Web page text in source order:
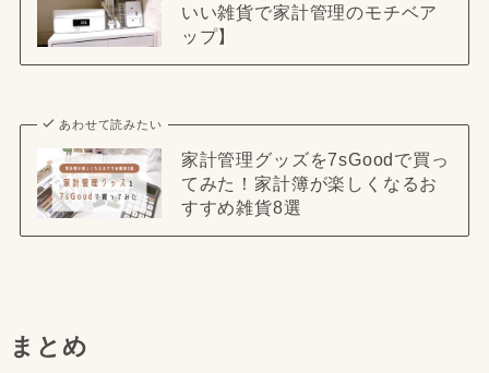
いい雑貨で家計管理のモチベア
ップ】
あわせて読みたい
家計管理グッズを7sGoodで買っ
てみた！家計簿が楽しくなるお
すすめ雑貨8選
まとめ